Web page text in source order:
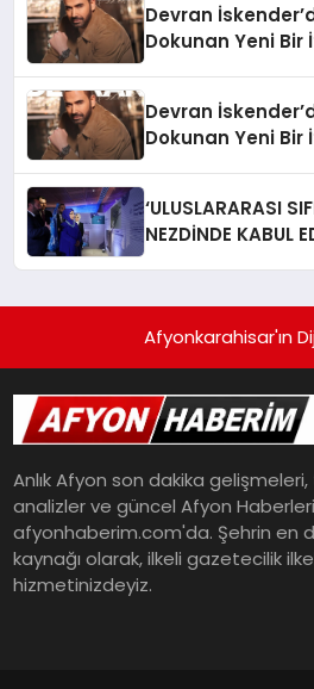
Devran
Dokunan Yeni Bir
Devran
Dokunan Yeni Bir
‘ULUSLARARASI
NEZDİNDE KABUL
Afyonkarahisar'ın
Anlık Afyon son dakika
analizler ve güncel Afyon Haberleri
afyonhaberim.com'da. Şehrin en
kaynağı olarak, ilkeli gazetecilik
hizmetinizdeyiz.